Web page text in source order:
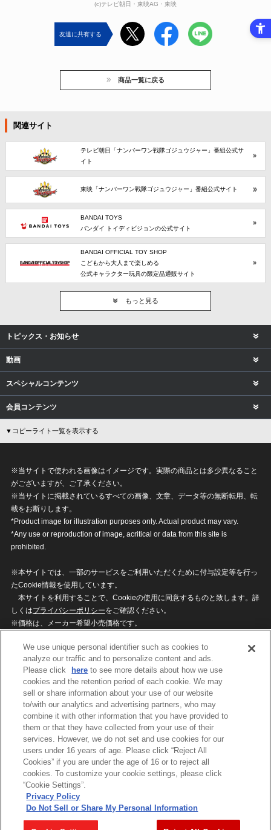
(c)テレビ朝日・東映AG・東映
友達に共有する
商品一覧に戻る
関連サイト
テレビ朝日「ナンバーワン戦隊ゴジュウジャー」番組公式サ
イト
東映「ナンバーワン戦隊ゴジュウジャー」番組公式サイト
BANDAI TOYS
バンダイ トイディビジョンの公式サイト
BANDAI OFFICIAL TOY SHOP
こどもから大人まで楽しめる
公式キャラクター玩具の限定品通販サイト
もっと見る
トピックス・お知らせ
動画
スペシャルコンテンツ
会員コンテンツ
▼コピーライト一覧を表示する
※当サイトで使われる画像はイメージです。実際の商品とは多少異なること
がございますが、ご了承ください。
※当サイトに掲載されているすべての画像、文章、データ等の無断転用、転
載をお断りします。
*Product image for illustration purposes only. Actual product may vary.
*Any use or reproduction of image, acritical or data from this site is
prohibited.
※本サイトでは、一部のサービスをご利用いただくために付与設定等を行っ
たCookie情報を使用しています。
本サイトを利用することで、Cookieの使用に同意するものと致します。詳
しくはプライバシーポリシーをご確認ください。
※価格は、メーカー希望小売価格です。
ざいますのでご了承ください。
privacypolicy
Do Not Sell or Share My
Personal Information
ウェブサイトご利用条件
ソーシャルメディアポリシー
個人情報保護方針
お問い合わせ
©BANDAI
コピーライト一覧を表示する
We use unique personal identifier such as cookies to
analyze our traffic and to personalize content and ads.
Please click
here to see more details about how we use
cookies and the retention period of each cookie. We may
sell or share information about your use of our website
to/with our analytics and advertising partners, who may
combine it with other information that you have provided to
them or that they have collected from your use of their
services. However, we do not set and use cookies for our
users under 16 years of age. Please click “Reject All
Cookies” if you are under the age of 16 or to reject all
cookies. To customize your cookie settings, please click
“Cookie Settings”.
Privacy Policy
Do Not Sell or Share My Personal Information